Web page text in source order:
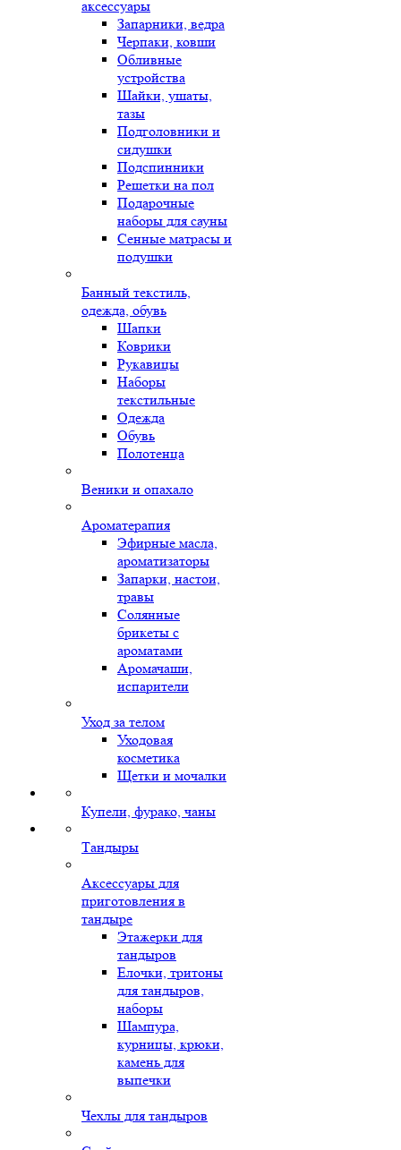
аксессуары
Запарники, ведра
Черпаки, ковши
Обливные
устройства
Шайки, ушаты,
тазы
Подголовники и
сидушки
Подспинники
Решетки на пол
Подарочные
наборы для сауны
Сенные матрасы и
подушки
Банный текстиль,
одежда, обувь
Шапки
Коврики
Рукавицы
Наборы
текстильные
Одежда
Обувь
Полотенца
Веники и опахало
Ароматерапия
Эфирные масла,
ароматизаторы
Запарки, настои,
травы
Солянные
брикеты с
ароматами
Аромачаши,
испарители
Уход за телом
Уходовая
косметика
Щетки и мочалки
Купели, фурако, чаны
Тандыры
Аксессуары для
приготовления в
тандыре
Этажерки для
тандыров
Елочки, тритоны
для тандыров,
наборы
Шампура,
курницы, крюки,
камень для
выпечки
Чехлы для тандыров